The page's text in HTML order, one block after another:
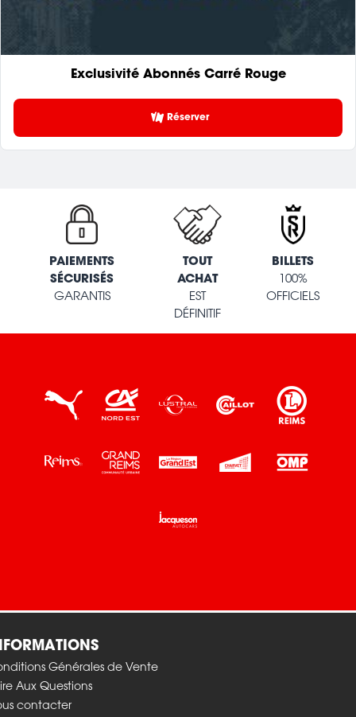
Exclusivité Abonnés Carré Rouge
Réserver
PAIEMENTS
SÉCURISÉS
GARANTIS
TOUT
ACHAT
EST
DÉFINITIF
BILLETS
100%
OFFICIELS
Texte en colonnes
Générales de Vente
Aux Questions
contacter